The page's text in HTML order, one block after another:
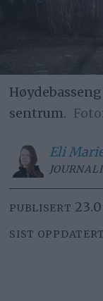
sentrum.
Eli
PUBLISERT
SIST OPPDATERT